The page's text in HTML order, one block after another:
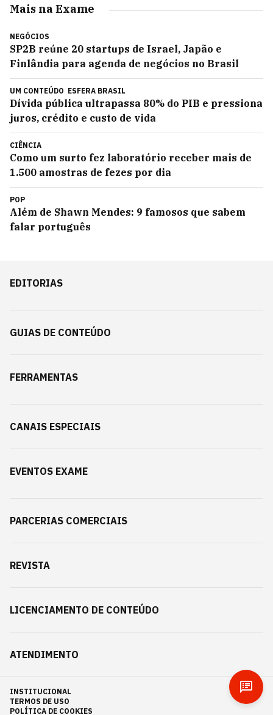
Mais na Exame
NEGÓCIOS
SP2B reúne 20 startups de Israel, Japão e
Finlândia para agenda de negócios no Brasil
UM CONTEÚDO ESFERA BRASIL
Dívida pública ultrapassa 80% do PIB e pressiona
juros, crédito e custo de vida
CIÊNCIA
Como um surto fez laboratório receber mais de
1.500 amostras de fezes por dia
POP
Além de Shawn Mendes: 9 famosos que sabem
falar português
EDITORIAS
GUIAS DE CONTEÚDO
FERRAMENTAS
CANAIS ESPECIAIS
EVENTOS EXAME
PARCERIAS COMERCIAIS
REVISTA
LICENCIAMENTO DE CONTEÚDO
ATENDIMENTO
INSTITUCIONAL
TERMOS DE USO
POLÍTICA DE COOKIES